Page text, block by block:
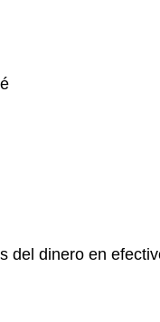
del dinero en